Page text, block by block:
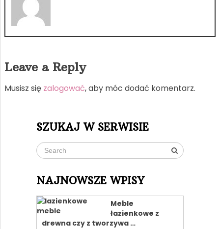
Leave a Reply
Musisz się zalogować, aby móc dodać komentarz.
SZUKAJ W SERWISIE
NAJNOWSZE WPISY
Meble
łazienkowe z
drewna czy z tworzywa …